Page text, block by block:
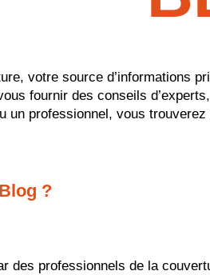
votre source d’informations
fournir des conseils
un professionnel, vous
?
des professionnels de la